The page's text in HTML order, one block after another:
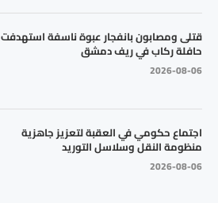
قتلى ومصابون بانفجار عبوة ناسفة استهدفت
حافلة ركاب في ريف دمشق
2026-08-06
اجتماع حكومي في العقبة لتعزيز جاهزية
منظومة النقل وسلاسل التوريد
2026-08-06